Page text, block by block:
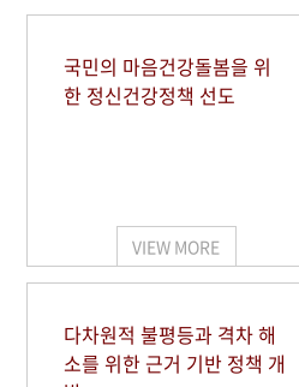
국민의 마음건강돌봄을 위
한 정신건강정책 선도
VIEW MORE
다차원적 불평등과 격차 해
소를 위한 근거 기반 정책 개